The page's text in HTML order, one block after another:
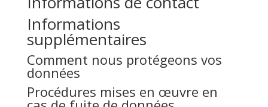
Informations
supplémentaires
Comment nous protégeons vos
données
Procédures mises en œuvre en